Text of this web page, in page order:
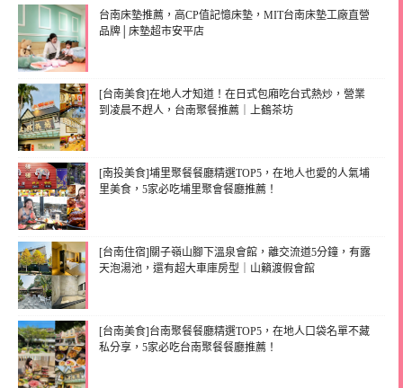
台南床墊推薦，高CP值記憶床墊，MIT台南床墊工廠直營
品牌│床墊超市安平店
[台南美食]在地人才知道！在日式包廂吃台式熱炒，營業
到凌晨不趕人，台南聚餐推薦｜上鶴茶坊
[南投美食]埔里聚餐餐廳精選TOP5，在地人也愛的人氣埔
里美食，5家必吃埔里聚會餐廳推薦！
[台南住宿]關子嶺山腳下溫泉會館，離交流道5分鐘，有露
天泡湯池，還有超大車庫房型｜山籟渡假會館
[台南美食]台南聚餐餐廳精選TOP5，在地人口袋名單不藏
私分享，5家必吃台南聚餐餐廳推薦！